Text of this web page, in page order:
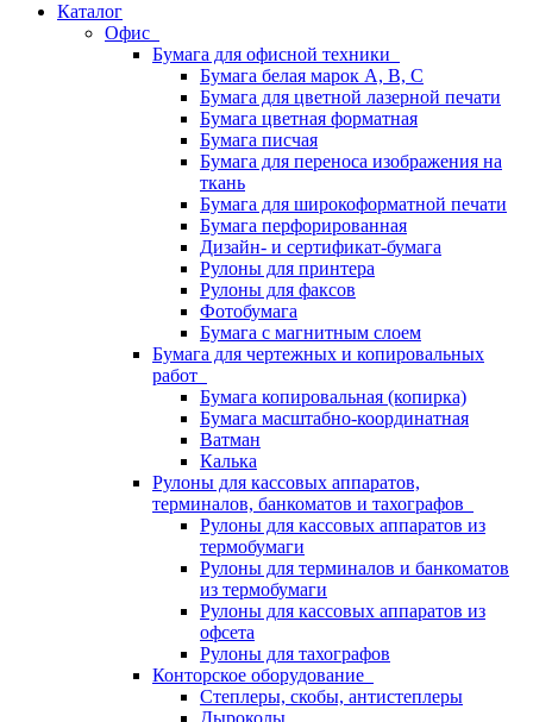
Каталог
Офис
Бумага для офисной техники
Бумага белая марок А, В, С
Бумага для цветной лазерной печати
Бумага цветная форматная
Бумага писчая
Бумага для переноса изображения на
ткань
Бумага для широкоформатной печати
Бумага перфорированная
Дизайн- и сертификат-бумага
Рулоны для принтера
Рулоны для факсов
Фотобумага
Бумага с магнитным слоем
Бумага для чертежных и копировальных
работ
Бумага копировальная (копирка)
Бумага масштабно-координатная
Ватман
Калька
Рулоны для кассовых аппаратов,
терминалов, банкоматов и тахографов
Рулоны для кассовых аппаратов из
термобумаги
Рулоны для терминалов и банкоматов
из термобумаги
Рулоны для кассовых аппаратов из
офсета
Рулоны для тахографов
Конторское оборудование
Степлеры, скобы, антистеплеры
Дыроколы